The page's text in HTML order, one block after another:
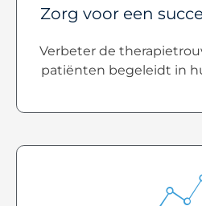
Zorg voor een
Verbeter de
patiënten begeleidt in